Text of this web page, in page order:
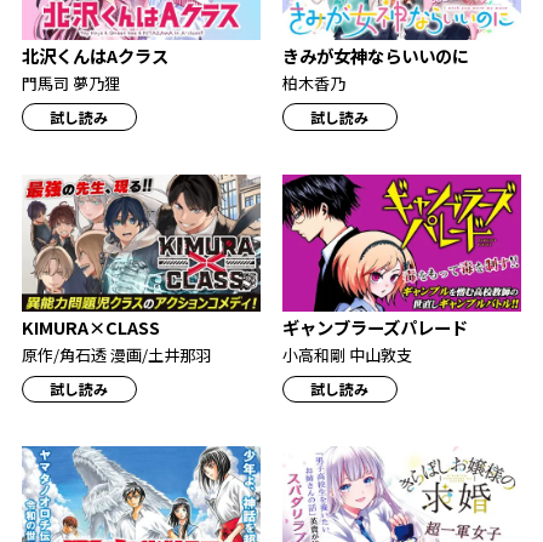
北沢くんはAクラス
門馬司 夢乃狸
試し読み
きみが女神ならいいのに
柏木香乃
試し読み
KIMURA×CLASS
原作/角石透 漫画/土井那羽
試し読み
ギャンブラーズパレード
小高和剛 中山敦支
試し読み